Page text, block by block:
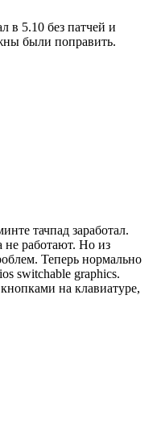
в 5.10 без патчей и
были поправить.
тачпад заработал.
не работают. Но из
Теперь нормально
switchable graphics.
на клавиатуре,